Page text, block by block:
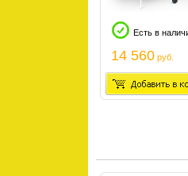
Есть в
14 560 руб.